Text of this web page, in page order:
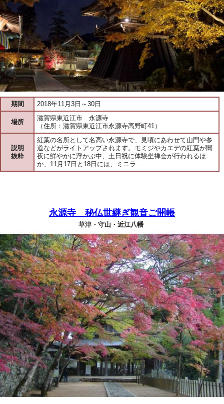
期間 2018年11月3日～30日
場所
滋賀県東近江市 永源寺
（住所：滋賀県東近江市永源寺高野町41）
説明
抜粋
紅葉の名所として名高い永源寺で、見頃にあわせて山門や参
道などがライトアップされます。モミジやカエデの紅葉が闇
夜に鮮やかに浮かぶ中、土日祝に体験坐禅会が行われるほ
か、11月17日と18日には、ミニラ…
永源寺 秘仏世継ぎ観音ご開帳
草津・守山・近江八幡